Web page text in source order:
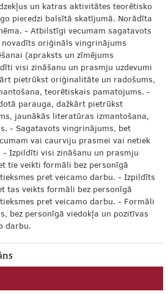
un katras aktivitātes teorētisko
pieredzi balsītā skatījumā. Norādīta
- Atbilstīgi vecumam sagatavots
oriģināls vingrinājums
(apraksts un zīmējums
visi zināšanu un prasmju uzdevumi
pietrūkst oriģinalitāte un radošums,
teorētiskais pamatojums. -
parauga, dažkārt pietrūkst
jaunākās literatūras izmantošana,
- Sagatavots vingrinājums, bet
vai caurviju prasmei vai netiek
- Izpildīti visi zināšanu un prasmju
tie veikti formāli bez personīgā
pret veicamo darbu. - Izpildīts
tas veikts formāli bez personīgā
pret veicamo darbu. - Formāli
bez personīgā viedokļa un pozitīvas
darbu.